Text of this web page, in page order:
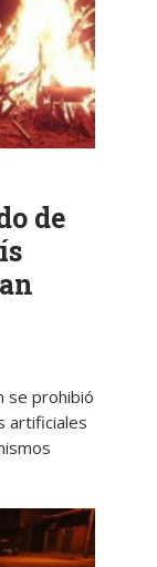
de
se prohibió
artificiales